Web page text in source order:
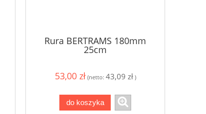
Rura BERTRAMS 180mm
25cm
53,00 zł (netto: 43,09 zł)
do koszyka